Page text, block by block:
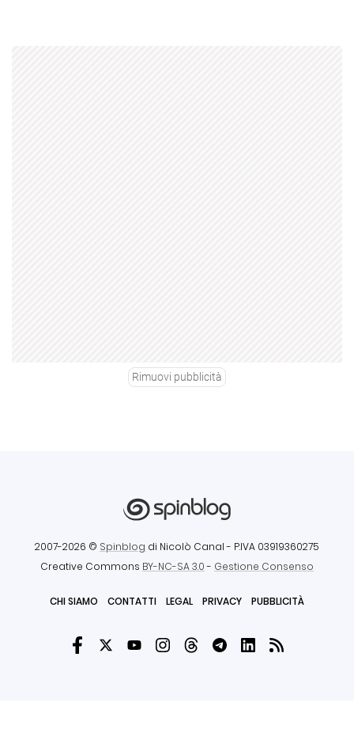
Rimuovi pubblicità
2007-2026 © Spinblog di Nicolò Canal - P.IVA 03919360275
Creative Commons BY-NC-SA 3.0- Gestione Consenso
CHI SIAMO CONTATTI LEGAL PRIVACY PUBBLICITÀ